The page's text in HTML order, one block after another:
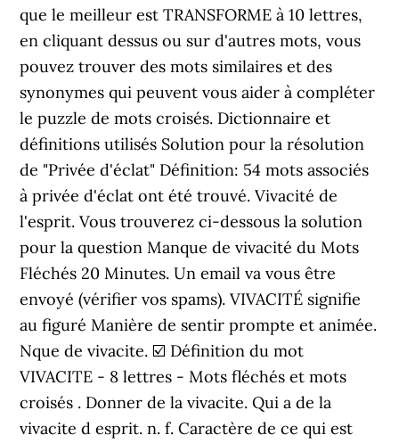
que le meilleur est TRANSFORME à 10 lettres,
en cliquant dessus ou sur d'autres mots, vous
pouvez trouver des mots similaires et des
synonymes qui peuvent vous aider à compléter
le puzzle de mots croisés. Dictionnaire et
définitions utilisés Solution pour la résolution
de "Privée d'éclat" Définition: 54 mots associés
à privée d'éclat ont été trouvé. Vivacité de
l'esprit. Vous trouverez ci-dessous la solution
pour la question Manque de vivacité du Mots
Fléchés 20 Minutes. Un email va vous être
envoyé (vérifier vos spams). VIVACITÉ signifie
au figuré Manière de sentir prompte et animée.
Nque de vivacite. ☑️ Définition du mot
VIVACITE - 8 lettres - Mots fléchés et mots
croisés . Donner de la vivacite. Qui a de la
vivacite d esprit. n. f. Caractère de ce qui est